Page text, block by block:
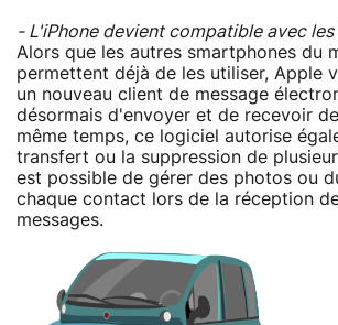
- L'iPhone devient compatible avec les
Alors que les autres smartphones du
permettent déjà de les utiliser, Apple
un nouveau client de message
désormais d'envoyer et de recevoir
même temps, ce logiciel autorise
transfert ou la suppression de
est possible de gérer des photos ou
chaque contact lors de la réception
messages.